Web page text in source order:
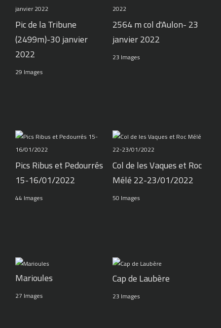
Pic de la Tribune
(2499m)-30 janvier
2022
29 Images
2564 m col d'Aulon- 23
janvier 2022
23 Images
Pics Ribus et Pedourrés
15-16/01/2022
44 Images
Col de les Vaques et Roc
Mélé 22-23/01/2022
50 Images
Marioules
27 Images
Cap de Laubère
23 Images